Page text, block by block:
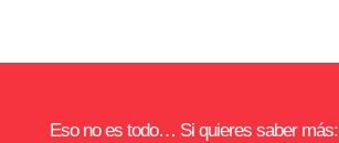
Eso no es todo… Si quieres saber más: